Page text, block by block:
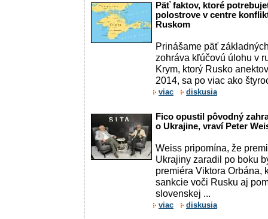
Päť faktov, ktoré
polostrove v centre
Ruskom
Prinášame päť
zohráva kľúčovú úlohu v
Krym, ktorý Rusko
2014, sa po viac ako
viac diskusia
Fico opustil pôvodný
o Ukrajine, vraví Peter
Weiss pripomína, že
Ukrajiny zaradil po boku
premiéra Viktora Orbána,
sankcie voči Rusku aj
slovenskej ...
viac diskusia